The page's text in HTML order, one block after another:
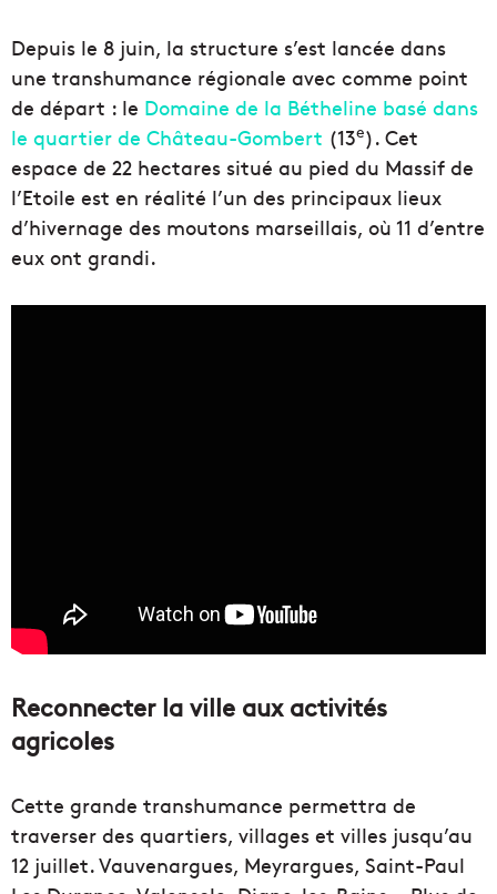
Depuis le 8 juin, la structure s’est lancée dans
une transhumance régionale avec comme point
de départ : le Domaine de la Bétheline basé dans
le quartier de Château-Gombert (13e). Cet
espace de 22 hectares situé au pied du Massif de
l’Etoile est en réalité l’un des principaux lieux
d’hivernage des moutons marseillais, où 11 d’entre
eux ont grandi.
Reconnecter la ville aux activités
agricoles
Cette grande transhumance permettra de
traverser des quartiers, villages et villes jusqu’au
12 juillet. Vauvenargues, Meyrargues, Saint-Paul